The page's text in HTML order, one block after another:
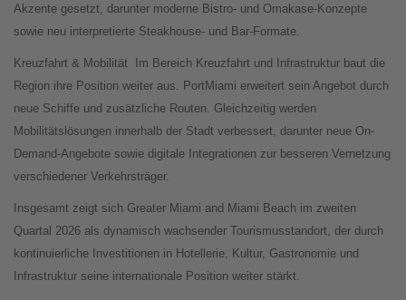
Akzente gesetzt, darunter moderne Bistro- und Omakase-Konzepte
sowie neu interpretierte Steakhouse- und Bar-Formate.
Kreuzfahrt & Mobilität
Im Bereich Kreuzfahrt und Infrastruktur baut die
Region ihre Position weiter aus. PortMiami erweitert sein Angebot durch
neue Schiffe und zusätzliche Routen. Gleichzeitig werden
Mobilitätslösungen innerhalb der Stadt verbessert, darunter neue On-
Demand-Angebote sowie digitale Integrationen zur besseren Vernetzung
verschiedener Verkehrsträger.
Insgesamt zeigt sich Greater Miami and Miami Beach im zweiten
Quartal 2026 als dynamisch wachsender Tourismusstandort, der durch
kontinuierliche Investitionen in Hotellerie, Kultur, Gastronomie und
Infrastruktur seine internationale Position weiter stärkt.